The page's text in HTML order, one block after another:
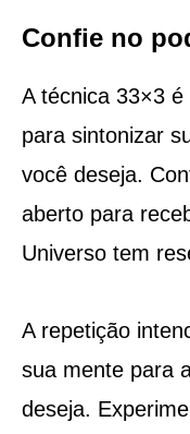
Confie no
A técnica 33×3
para sintonizar
você deseja.
aberto para
Universo tem
A repetição
sua mente para
deseja.